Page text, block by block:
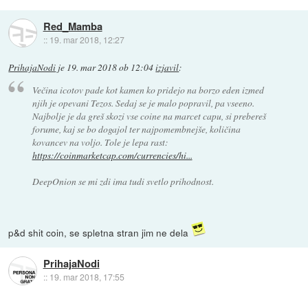
Red_Mamba
:: 19. mar 2018, 12:27
PrihajaNodi je 19. mar 2018 ob 12:04izjavil:
Večina icotov pade kot kamen ko pridejo na borzo eden izmed
njih je opevani Tezos. Sedaj se je malo popravil, pa vseeno.
Najbolje je da greš skozi vse coine na marcet capu, si prebereš
forume, kaj se bo dogajol ter najpomembnejše, količina
kovancev na voljo. Tole je lepa rast:
https://coinmarketcap.com/currencies/hi...
DeepOnion se mi zdi ima tudi svetlo prihodnost.
p&d shit coin, se spletna stran jim ne dela
PrihajaNodi
:: 19. mar 2018, 17:55